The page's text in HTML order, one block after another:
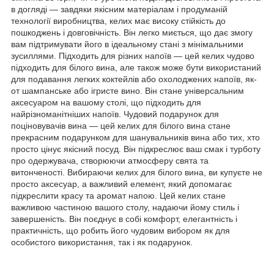
в догляді — завдяки якісним матеріалам і продуманій
технології виробництва, келих має високу стійкість до
пошкоджень і довговічність. Він легко миється, що дає змогу
вам підтримувати його в ідеальному стані з мінімальними
зусиллями. Підходить для різних напоїв — цей келих чудово
підходить для білого вина, але також може бути використаний
для подавання легких коктейлів або охолоджених напоїв, як-
от шампанське або ігристе вино. Він стане універсальним
аксесуаром на вашому столі, що підходить для
найрізноманітніших напоїв. Чудовий подарунок для
поціновувачів вина — цей келих для білого вина стане
прекрасним подарунком для шанувальників вина або тих, хто
просто цінує якісний посуд. Він підкреслює ваш смак і турботу
про одержувача, створюючи атмосферу свята та
витонченості. Вибираючи келих для білого вина, ви купуєте не
просто аксесуар, а важливий елемент, який допомагає
підкреслити красу та аромат напою. Цей келих стане
важливою частиною вашого столу, надаючи йому стиль і
завершеність. Він поєднує в собі комфорт, елегантність і
практичність, що робить його чудовим вибором як для
особистого використання, так і як подарунок.